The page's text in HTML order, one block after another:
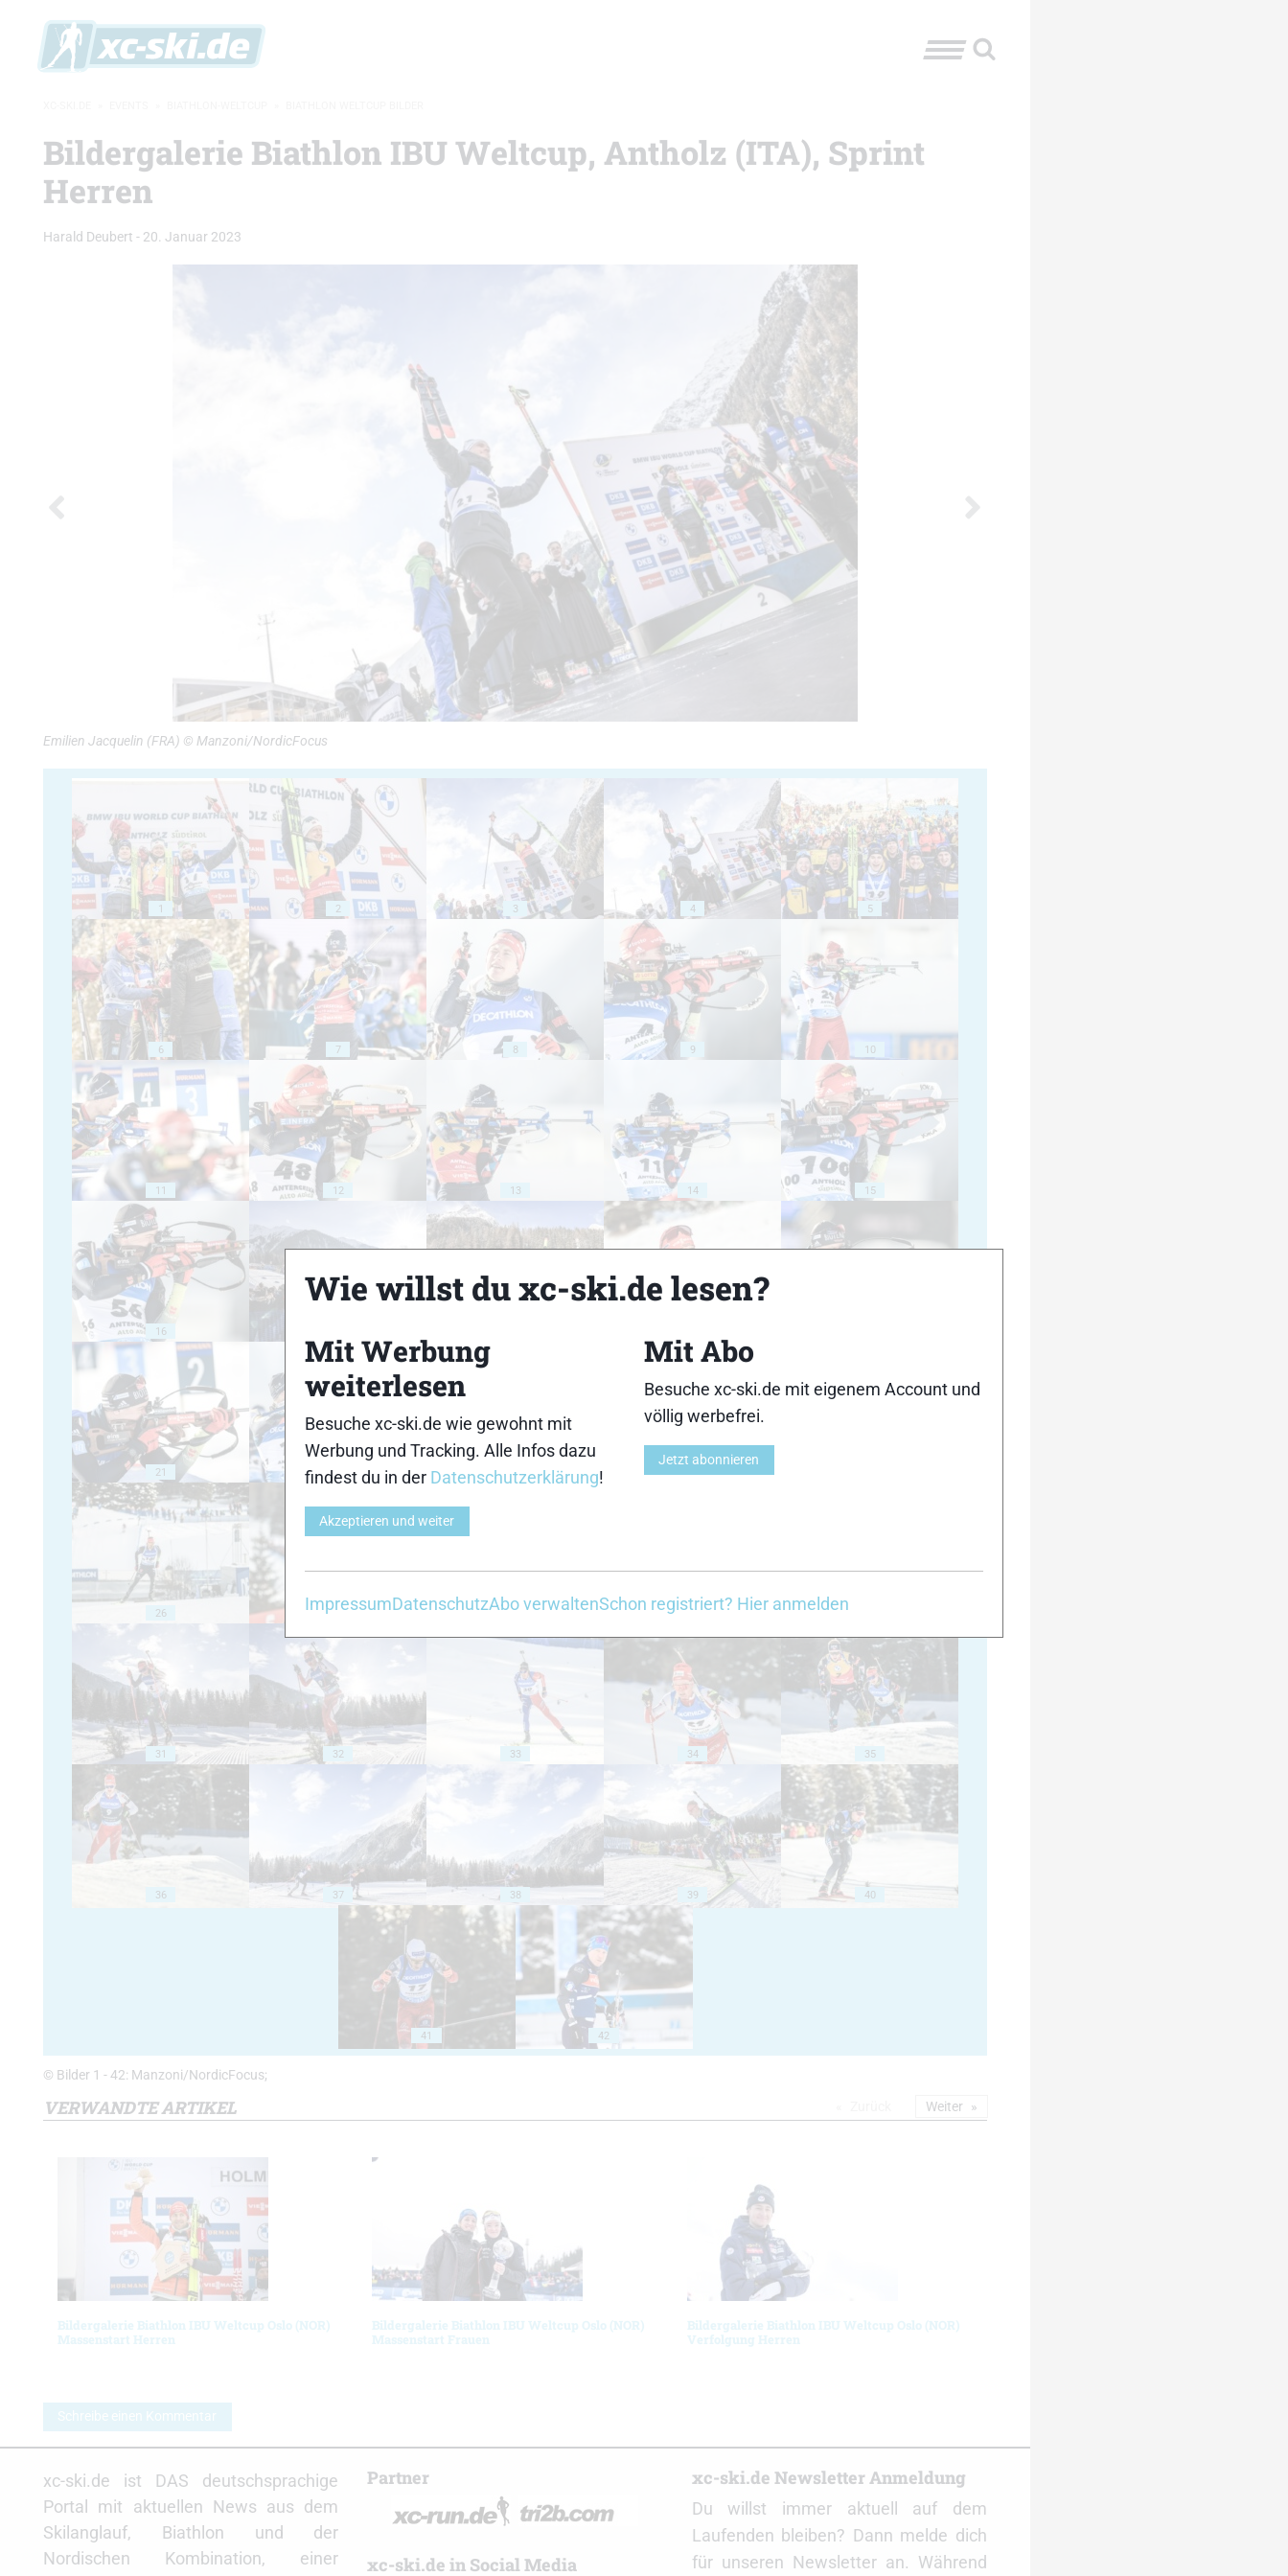
Bildergalerie Biathlon IBU Weltcup, Antholz (ITA), Sprint
Herren
Harald Deubert - 20. Januar 2023
Emilien Jacquelin (FRA) © Manzoni/NordicFocus
1 2 3 4 5
6 7 8 9 10
11 12 13 14 15
16
21 22 23 24
26 27 28 29
31 32 33 34 35
36 37 38 39 40
41 42
© Bilder 1 - 42: Manzoni/NordicFocus;
VERWANDTE ARTIKEL
Bildergalerie Biathlon IBU Weltcup Oslo (NOR)
Massenstart Herren
Bildergalerie Biathlon IBU Weltcup Oslo (NOR)
Massenstart Frauen
Bildergalerie Biathlon IBU Weltcup Oslo (NOR)
Verfolgung Herren
Weiter
Schreibe einen Kommentar
xc-ski.de ist DAS deutschsprachige
Portal mit aktuellen News aus dem
Skilanglauf, Biathlon und der
Nordischen Kombination, einer
Partner
xc-ski.de in Social Media
xc-ski.de Newsletter Anmeldung
Du willst immer aktuell auf dem
Laufenden bleiben? Dann melde dich
für unseren Newsletter an. Während
Wie willst du xc-ski.de lesen?
Mit Werbung
weiterlesen
Besuche xc-ski.de wie gewohnt mit
Werbung und Tracking. Alle Infos dazu
findest du in der Datenschutzerklärung!
Akzeptieren und weiter
Mit Abo
Besuche xc-ski.de mit eigenem Account und
völlig werbefrei.
Jetzt abonnieren
ImpressumDatenschutzAbo verwaltenSchon registriert? Hier anmelden